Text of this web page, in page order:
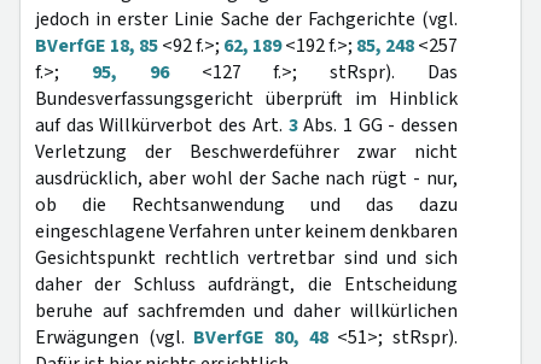
jedoch in erster Linie Sache der Fachgerichte (vgl.
BVerfGE 18, 85<92 f.>; 62, 189<192 f.>; 85, 248<257
f.>; 95, 96<127 f.>; stRspr). Das
Bundesverfassungsgericht überprüft im Hinblick
auf das Willkürverbot des Art. 3Abs. 1 GG - dessen
Verletzung der Beschwerdeführer zwar nicht
ausdrücklich, aber wohl der Sache nach rügt - nur,
ob die Rechtsanwendung und das dazu
eingeschlagene Verfahren unter keinem denkbaren
Gesichtspunkt rechtlich vertretbar sind und sich
daher der Schluss aufdrängt, die Entscheidung
beruhe auf sachfremden und daher willkürlichen
Erwägungen (vgl. BVerfGE 80, 48<51>; stRspr).